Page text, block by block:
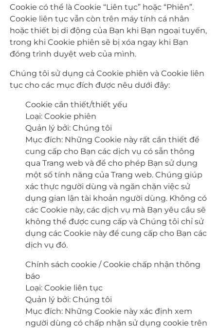
Cookie có thể là Cookie “Liên tục” hoặc “Phiên”.
Cookie liên tục vẫn còn trên máy tính cá nhân
hoặc thiết bị di động của Bạn khi Bạn ngoại tuyến,
trong khi Cookie phiên sẽ bị xóa ngay khi Bạn
đóng trình duyệt web của mình.
Chúng tôi sử dụng cả Cookie phiên và Cookie liên
tục cho các mục đích được nêu dưới đây:
Cookie cần thiết/thiết yếu
Loại: Cookie phiên
Quản lý bởi: Chúng tôi
Mục đích: Những Cookie này rất cần thiết để
cung cấp cho Bạn các dịch vụ có sẵn thông
qua Trang web và để cho phép Bạn sử dụng
một số tính năng của Trang web. Chúng giúp
xác thực người dùng và ngăn chặn việc sử
dụng gian lận tài khoản người dùng. Không có
các Cookie này, các dịch vụ mà Bạn yêu cầu sẽ
không thể được cung cấp và Chúng tôi chỉ sử
dụng các Cookie này để cung cấp cho Bạn các
dịch vụ đó.
Chính sách cookie / Cookie chấp nhận thông
báo
Loại: Cookie liên tục
Quản lý bởi: Chúng tôi
Mục đích: Những Cookie này xác định xem
người dùng có chấp nhận sử dụng cookie trên